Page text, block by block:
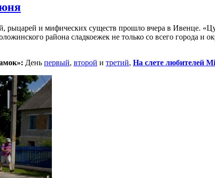
рыцарей и мифических существ прошло вчера в Ивенце.
района сладкоежек не только со всего города и
День первый, второй и третий, На слете любителей